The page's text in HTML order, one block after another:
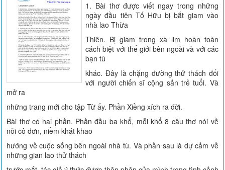
1. Bài thơ được viết ngay trong những
ngày đầu tiên Tố Hữu bị bắt giam vào
nhà lao Thừa
Thiên. Bị giam trong xà lim hoàn toàn
cách biệt với thế giới bên ngoài và với các
bạn tù
khác. Đây là chặng đường thử thách đối
với người chiến sĩ cộng sản trẻ tuổi. Và
mở ra
những trang mới cho tập Từ ấy. Phần Xiềng xích ra đời.
Bài thơ có hai phần. Phần đầu ba khổ, mỗi khổ 8 câu thơ nói về
nỗi cô đơn, niềm khát khao
hướng về cuộc sống bên ngoài nhà tù. Và phần sau là dự cảm về
những gian lao thử thách